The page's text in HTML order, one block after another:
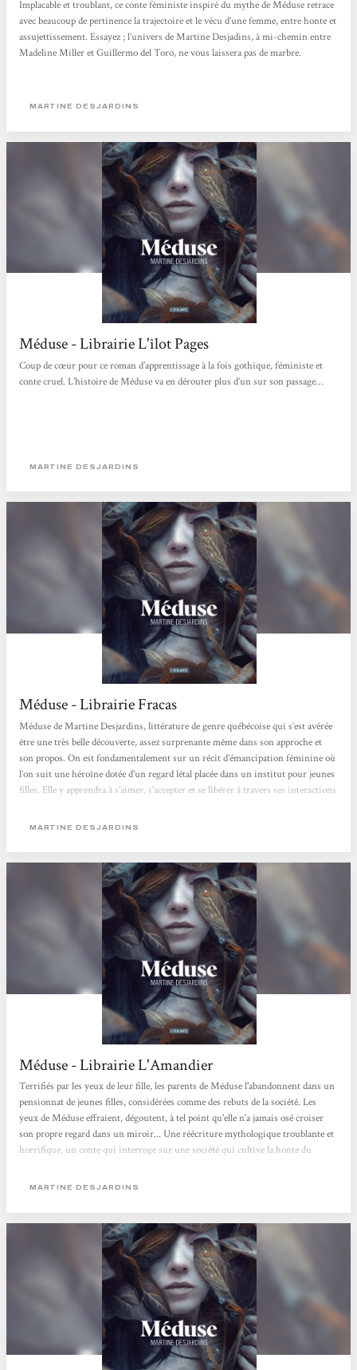
Implacable et troublant, ce conte féministe inspiré du mythe de Méduse retrace
avec beaucoup de pertinence la trajectoire et le vécu d’une femme, entre honte et
assujettissement. Essayez ; l’univers de Martine Desjadins, à mi-chemin entre
Madeline Miller et Guillermo del Toro, ne vous laissera pas de marbre.
MARTINE DESJARDINS
Méduse - Librairie L'îlot Pages
Coup de cœur pour ce roman d’apprentissage à la fois gothique, féministe et
conte cruel. L’histoire de Méduse va en dérouter plus d’un sur son passage…
MARTINE DESJARDINS
Méduse - Librairie Fracas
Méduse de Martine Desjardins, littérature de genre québécoise qui s’est avérée
être une très belle découverte, assez surprenante même dans son approche et
son propos. On est fondamentalement sur un récit d’émancipation féminine où
l’on suit une héroïne dotée d’un regard létal placée dans un institut pour jeunes
filles. Elle y apprendra à s’aimer, s’accepter et se libérer à travers ses interactions
avertissement...
MARTINE DESJARDINS
Méduse - Librairie L'Amandier
Terrifiés par les yeux de leur fille, les parents de Méduse l'abandonnent dans un
pensionnat de jeunes filles, considérées comme des rebuts de la société. Les
yeux de Méduse effraient, dégoutent, à tel point qu'elle n'a jamais osé croiser
son propre regard dans un miroir... Une réécriture mythologique troublante et
horrifique, un conte qui interroge sur une société qui cultive la honte du
MARTINE DESJARDINS